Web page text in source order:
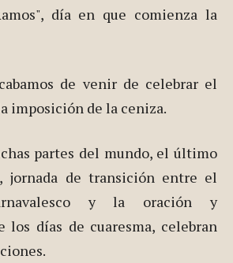
día en que comienza la
de venir de celebrar el
imposición de la ceniza.
partes del mundo, el último
jornada de transición entre el
y la oración y
los días de cuaresma, celebran